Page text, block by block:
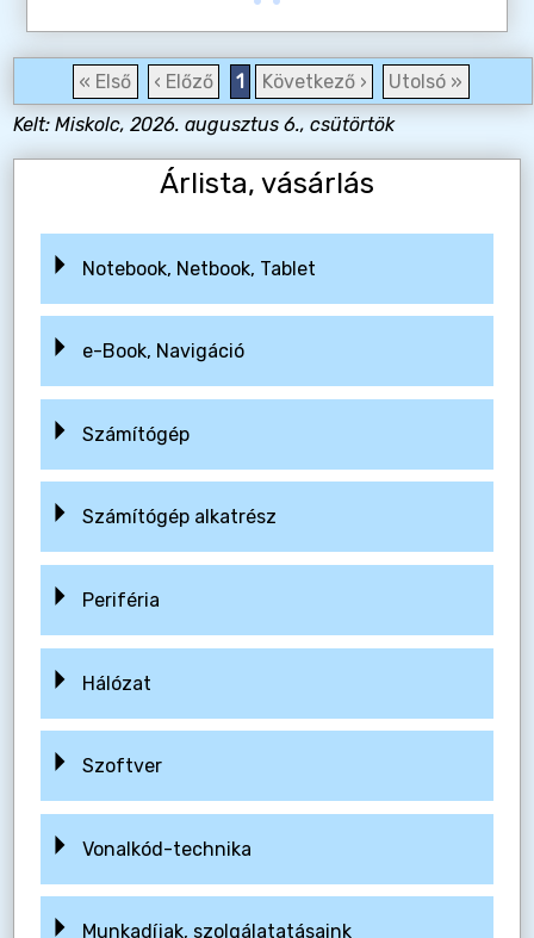
« Első ‹ Előző 1 Következő ›
Utolsó »
Kelt: Miskolc, 2026. augusztus 6., csütörtök
Árlista, vásárlás
Notebook, Netbook, Tablet
e-Book, Navigáció
Számítógép
Számítógép alkatrész
Periféria
Hálózat
Szoftver
Vonalkód-technika
Munkadíjak, szolgálatatásaink